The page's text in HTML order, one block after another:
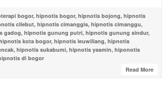
bogor, hipnotis bogor, hipnotis bojong, hipnotis
cilebut, hipnotis cimanggis, hipnotis cimanggu,
gadog, hipnotis gunung putri, hipnotis gunung sindur,
kota bogor, hipnotis leuwiliang, hipnotis
, hipnotis sukabumi, hipnotis yasmin, hiponotis
di bogor
Read More